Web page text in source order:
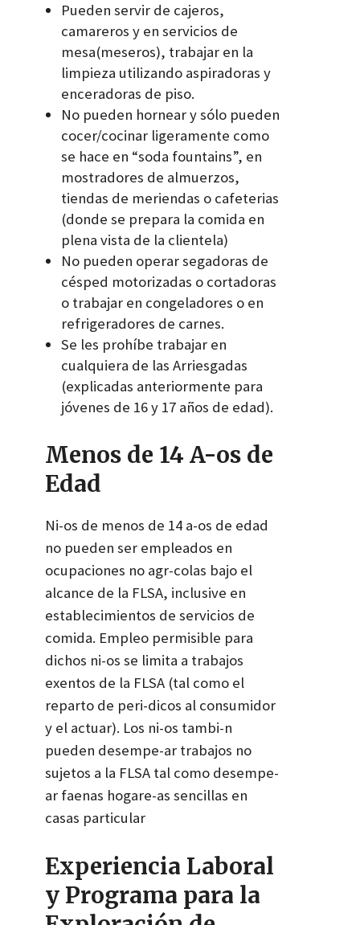
Pueden servir de cajeros,
camareros y en servicios de
mesa(meseros), trabajar en la
limpieza utilizando aspiradoras y
enceradoras de piso.
No pueden hornear y sólo pueden
cocer/cocinar ligeramente como
se hace en “soda fountains”, en
mostradores de almuerzos,
tiendas de meriendas o cafeterias
(donde se prepara la comida en
plena vista de la clientela)
No pueden operar segadoras de
césped motorizadas o cortadoras
o trabajar en congeladores o en
refrigeradores de carnes.
Se les prohíbe trabajar en
cualquiera de las Arriesgadas
(explicadas anteriormente para
jóvenes de 16 y 17 años de edad).
Menos de 14 A-os de
Edad
Ni-os de menos de 14 a-os de edad
no pueden ser empleados en
ocupaciones no agr-colas bajo el
alcance de la FLSA, inclusive en
establecimientos de servicios de
comida. Empleo permisible para
dichos ni-os se limita a trabajos
exentos de la FLSA (tal como el
reparto de peri-dicos al consumidor
y el actuar). Los ni-os tambi-n
pueden desempe-ar trabajos no
sujetos a la FLSA tal como desempe-
ar faenas hogare-as sencillas en
casas particular
Experiencia Laboral
y Programa para la